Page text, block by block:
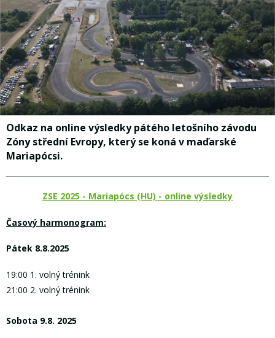
Odkaz na online výsledky pátého letošního závodu
Zóny střední Evropy, který se koná v maďarské
Mariapócsi.
ZSE 2025 - Mariapócs (HU) - online výsledky
Časový harmonogram:
Pátek 8.8.2025
19:00 1. volný trénink
21:00 2. volný trénink
Sobota 9.8. 2025